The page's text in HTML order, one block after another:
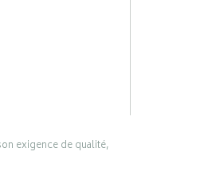
exigence de qualité,